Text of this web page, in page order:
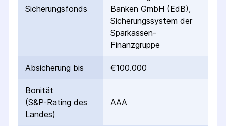
Sicherungs­fonds
Banken GmbH (EdB),
Sicherungssystem der
Sparkassen-
Finanzgruppe
Absicherung bis €100.000
Bonität
(S&P-Rating des
Landes)
AAA